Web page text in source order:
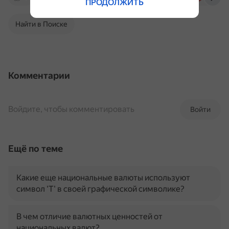
Найти в Поиске
Комментарии
Войти
Войдите, чтобы комментировать
Ещё по теме
Какие еще национальные валюты используют
символ 'T' в своей графической символике?
В чем отличие валютных ценностей от
ПРОДОЛЖИТЬ